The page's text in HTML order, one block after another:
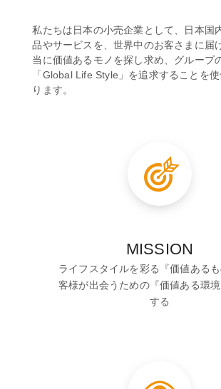
私たちは日本の小売企業として、日本国
品やサービスを、世界中のお客さまに届
当に価値あるモノを探し求め、グループ
「Global Life Style」を追求することを
ります。
MISSION
ライフスタイルを彩る『価値ある
客様が出会うための『価値ある環
する